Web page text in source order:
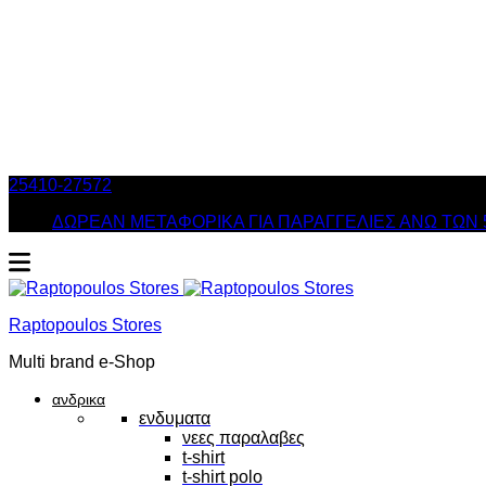
25410-27572
ΔΩΡΕΑΝ ΜΕΤΑΦΟΡΙΚΑ ΓΙΑ ΠΑΡΑΓΓΕΛΙΕΣ ΑΝΩ ΤΩΝ
Raptopoulos Stores
Multi brand e-Shop
ανδρικα
ενδυματα
νεες παραλαβες
t-shirt
t-shirt polo